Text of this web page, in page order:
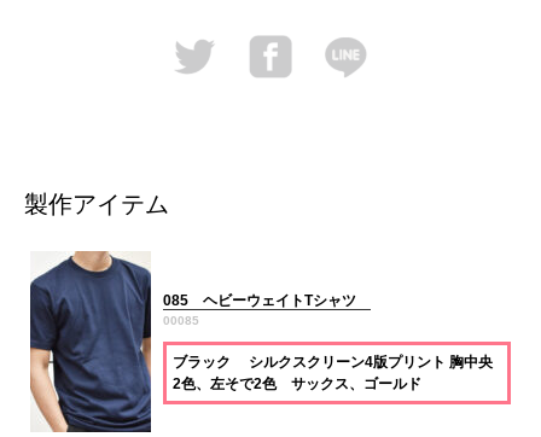
製作アイテム
085 ヘビーウェイトTシャツ
00085
ブラック シルクスクリーン4版プリント 胸中央
2色、左そで2色 サックス、ゴールド